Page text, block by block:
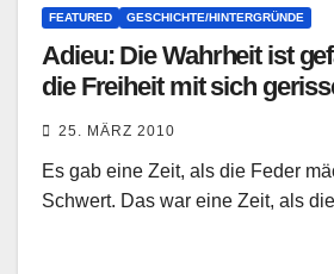
FEATURED GESCHICHTE/HINTERGRÜNDE
Adieu: Die Wahrheit ist
die Freiheit mit sich
25. MÄRZ 2010
Es gab eine Zeit, als die Feder
Schwert. Das war eine Zeit, als